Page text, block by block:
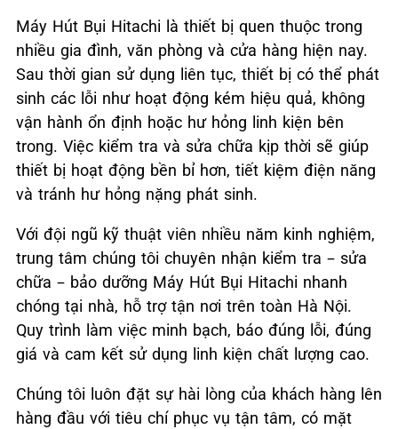
Máy Hút Bụi Hitachi là thiết bị quen thuộc trong
nhiều gia đình, văn phòng và cửa hàng hiện nay.
Sau thời gian sử dụng liên tục, thiết bị có thể phát
sinh các lỗi như hoạt động kém hiệu quả, không
vận hành ổn định hoặc hư hỏng linh kiện bên
trong. Việc kiểm tra và sửa chữa kịp thời sẽ giúp
thiết bị hoạt động bền bỉ hơn, tiết kiệm điện năng
và tránh hư hỏng nặng phát sinh.
Với đội ngũ kỹ thuật viên nhiều năm kinh nghiệm,
trung tâm chúng tôi chuyên nhận kiểm tra – sửa
chữa – bảo dưỡng Máy Hút Bụi Hitachi nhanh
chóng tại nhà, hỗ trợ tận nơi trên toàn Hà Nội.
Quy trình làm việc minh bạch, báo đúng lỗi, đúng
giá và cam kết sử dụng linh kiện chất lượng cao.
Chúng tôi luôn đặt sự hài lòng của khách hàng lên
hàng đầu với tiêu chí phục vụ tận tâm, có mặt